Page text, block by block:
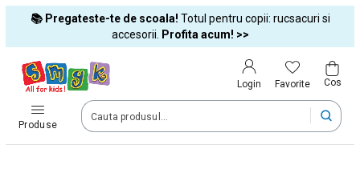
📚 Pregateste-te de scoala! Totul pentru copii: rucsacuri si
accesorii.
Profita acum! >>
Login Favorite Cos
Produse
Tara si limba
Alege tara si treci la cumparaturi
România (Romania)